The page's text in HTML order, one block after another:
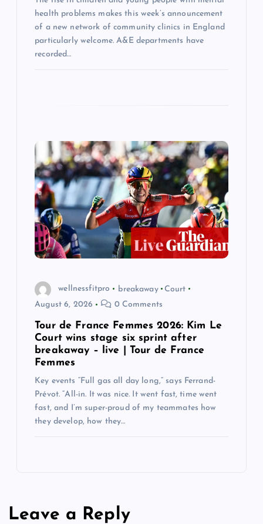
health problems makes this week’s announcement
of a new network of community clinics in England
particularly welcome. A&E departments have
recorded…
wellnessfitpro breakaway
Court
August 6, 2026
0 Comments
Tour de France Femmes 2026: Kim Le
Court wins stage six sprint after
breakaway – live | Tour de France
Femmes
Key events “Full gas all day long,” says Ferrand-
Prévot. “All-in. It was nice. It went fast, time went
fast, and I’m super-proud of my teammates how
they develop, how they…
Leave a Reply